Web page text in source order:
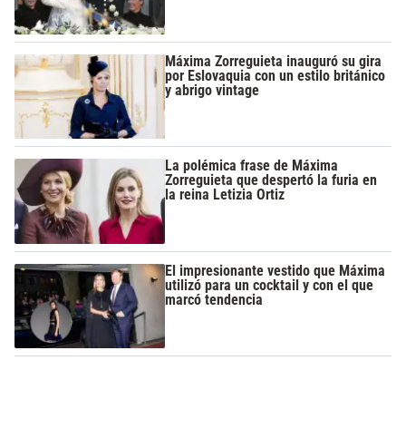
Máxima Zorreguieta inauguró su gira
por Eslovaquia con un estilo británico
y abrigo vintage
La polémica frase de Máxima
Zorreguieta que despertó la furia en
la reina Letizia Ortiz
El impresionante vestido que Máxima
utilizó para un cocktail y con el que
marcó tendencia